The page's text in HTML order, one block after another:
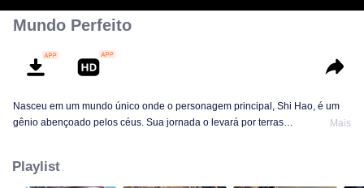
Mundo Perfeito
Nasceu em um mundo único onde o personagem principal, Shi Hao, é um
gênio abençoado pelos céus. Sua jornada o levará por terras
Mais
Playlist